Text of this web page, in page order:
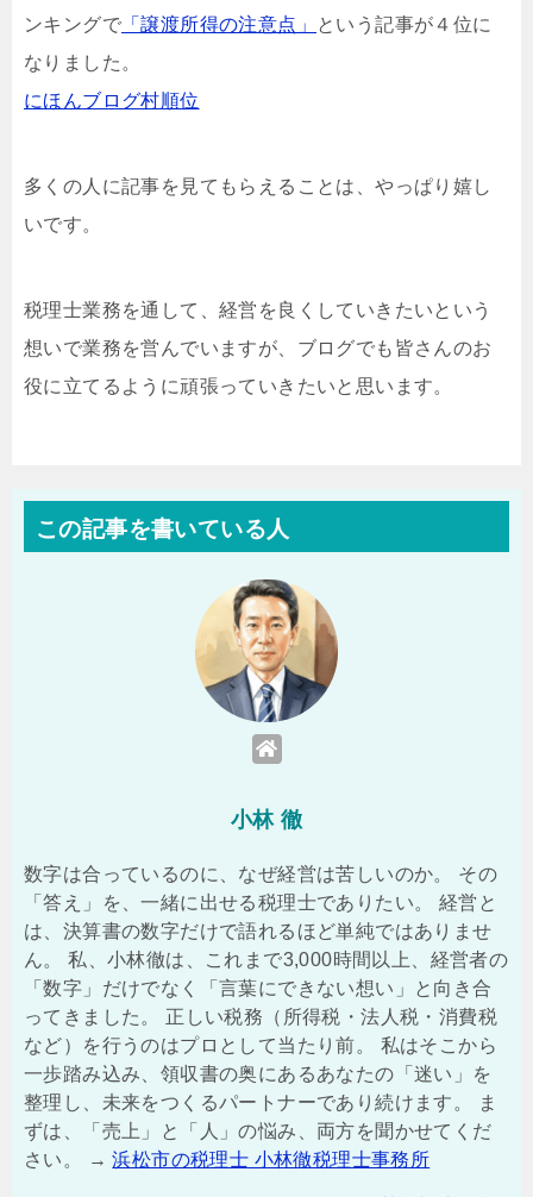
ンキングで 「譲渡所得の注意点」
という記事が４位に
なりました。
にほんブログ村順位
多くの人に記事を見てもらえることは、やっぱり嬉し
いです。
税理士業務を通して、経営を良くしていきたいという
想いで業務を営んでいますが、ブログでも皆さんのお
役に立てるように頑張っていきたいと思います。
この記事を書いている人
小林 徹
数字は合っているのに、なぜ経営は苦しいのか。 その
「答え」を、一緒に出せる税理士でありたい。 経営と
は、決算書の数字だけで語れるほど単純ではありませ
ん。 私、小林徹は、これまで3,000時間以上、経営者の
「数字」だけでなく「言葉にできない想い」と向き合
ってきました。 正しい税務（所得税・法人税・消費税
など）を行うのはプロとして当たり前。 私はそこから
一歩踏み込み、領収書の奥にあるあなたの「迷い」を
整理し、未来をつくるパートナーであり続けます。 ま
ずは、「売上」と「人」の悩み、両方を聞かせてくだ
さい。 →浜松市の税理士 小林徹税理士事務所